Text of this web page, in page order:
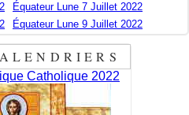
Équateur Lune 7 Juillet 2022
Équateur Lune 9 Juillet 2022
Catholique 2022